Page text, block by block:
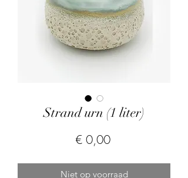
Strand urn (1 liter)
€ 0,00Prijs
Niet op voorraad